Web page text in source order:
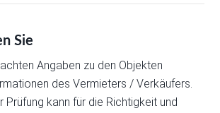
Sie
Angaben zu den Objekten
des Vermieters / Verkäufers.
kann für die Richtigkeit und